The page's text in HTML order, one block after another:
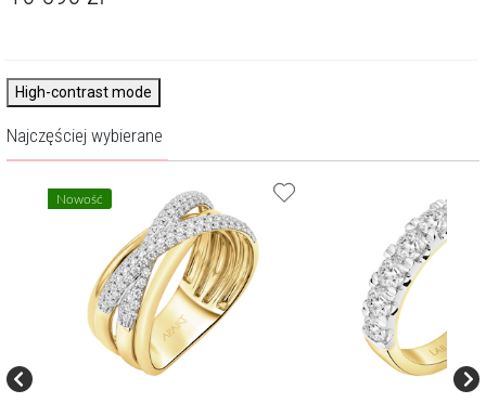
High-contrast mode
Najczęściej wybierane
Nowość